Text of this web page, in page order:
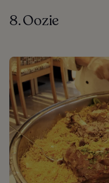
8. Oozie